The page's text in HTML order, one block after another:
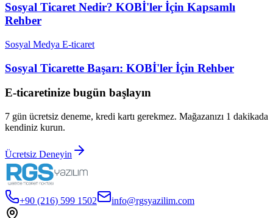
Sosyal Ticaret Nedir? KOBİ'ler İçin Kapsamlı
Rehber
Sosyal Medya E-ticaret
Sosyal Ticarette Başarı: KOBİ'ler İçin Rehber
E-ticaretinize bugün başlayın
7 gün ücretsiz deneme, kredi kartı gerekmez. Mağazanızı 1 dakikada
kendiniz kurun.
Ücretsiz Deneyin
+90 (216) 599 1502 info@rgsyazilim.com